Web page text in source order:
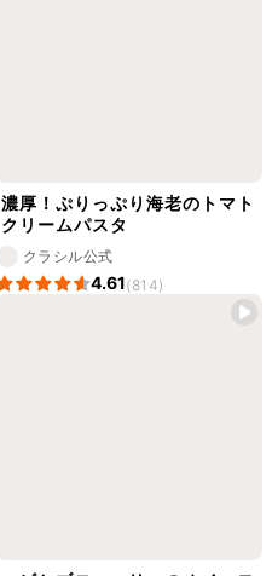
濃厚！ぷりっぷり海老のトマト
クリームパスタ
クラシル公式
4.61(814)